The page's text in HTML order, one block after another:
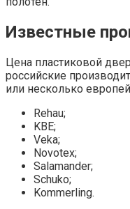
Известные
Цена пластиковой
российские
или несколько
Rehau;
KBE;
Veka;
Novotex;
Salamander;
Schuko;
Kommerling.